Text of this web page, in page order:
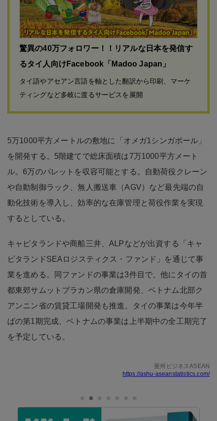
驚異の40万フォロワー！！リアルな日本を発信す
るタイ人向けFacebook「Madoo Japan」
タイ語やアセアン言語を軸とした翻訳から印刷、マーケ
ティングなど多岐に渡るサービスを展開
5万1000平方メートルの敷地に「オメガ1シンガポール」
を開発する。5階建てで総床面積は7万1000平方メート
ル。6万のパレットを収容可能とする。自動荷役クレーン
や自動制御ラック、無人搬送車（AGV）など最先端の自
動化技術を導入し、効率的な在庫管理と荷役作業を実現
するとしている。
キャピタランドや商船三井、ALPなどが出資する「キャ
ピタランドSEAロジスティクス・ファンド」を通じて事
業を進める。同ファンドの事業は3件目で、他にタイの首
都東郊サムットプラカン県の倉庫開発、ベトナム北部ク
アンニン省の賃貸工場開発も推進。タイの事業は今年半
ばの第1期完成、ベトナムの事業は上半期中の全工期完了
を予定している。
亜州ビジネスASEAN
https://ashu-aseanstatistics.com/